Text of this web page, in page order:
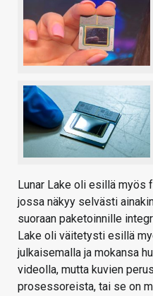
Lunar Lake oli esillä myös
jossa näkyy selvästi
suoraan paketoinnille
Lake oli väitetysti esillä
julkaisemalla ja mokansa
videolla, mutta kuvien
prosessoreista, tai se on